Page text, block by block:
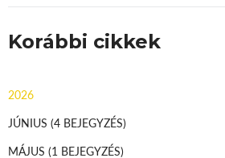
Korábbi cikkek
2026
JÚNIUS (4 BEJEGYZÉS)
MÁJUS (1 BEJEGYZÉS)